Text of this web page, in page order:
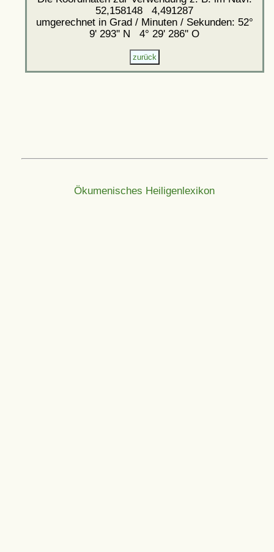
52,158148 4,491287
umgerechnet in Grad / Minuten / Sekunden: 52°
9' 293'' N 4° 29' 286'' O
Ökumenisches Heiligenlexikon